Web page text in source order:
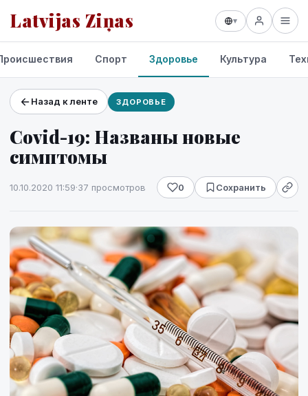
Latvijas Ziņas ▾
Проекты и сервисы
Прогноз погоды
Спорт Здоровье Культура
Назад к ленте ЗДОРОВЬЕ
Covid-19: Названы новые
симптомы
10.10.2020 11:59·37 просмотров 0 Сохранить